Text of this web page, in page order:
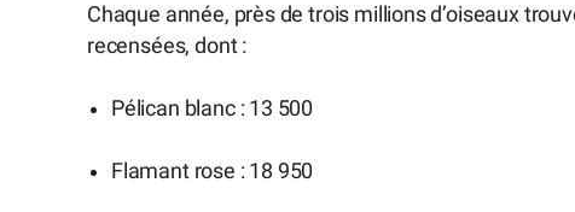
Chaque année, près de trois millions d’oiseaux
recensées, dont :
Pélican blanc : 13 500
Flamant rose : 18 950